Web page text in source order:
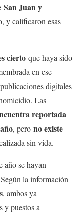
San Juan y
, y calificaron esas
cierto que haya sido
en ese
digitales
Las
reportada
, pero no existe
sin vida.
año se hayan
la información
, ambos ya
y puestos a